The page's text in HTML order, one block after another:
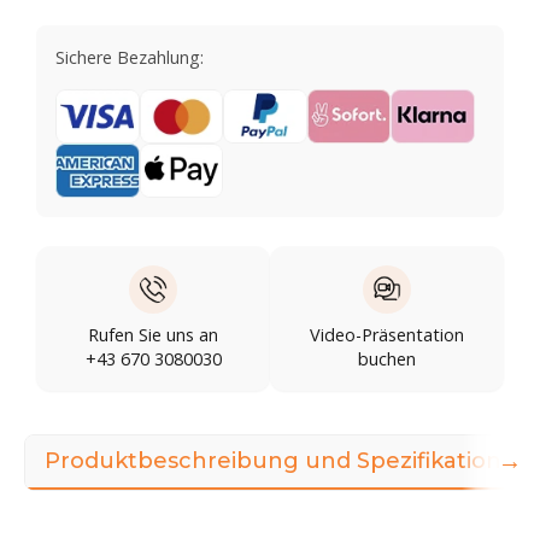
Sichere Bezahlung:
Rufen Sie uns an
+43 670 3080030
Video-Präsentation
buchen
Produktbeschreibung und Spezifikationen
→